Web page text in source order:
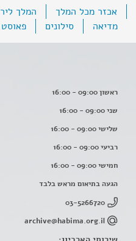
אכזר מכל המלך המלך ליר
מדיאה
סילונים פאוסט
ראשון 09:00 - 16:00
שני 09:00 - 16:00
שלישי 09:00 - 16:00
רביעי 09:00 - 16:00
חמישי 09:00 - 16:00
הגעה בתיאום מראש בלבד
03-5266720
archive@habima.org.il